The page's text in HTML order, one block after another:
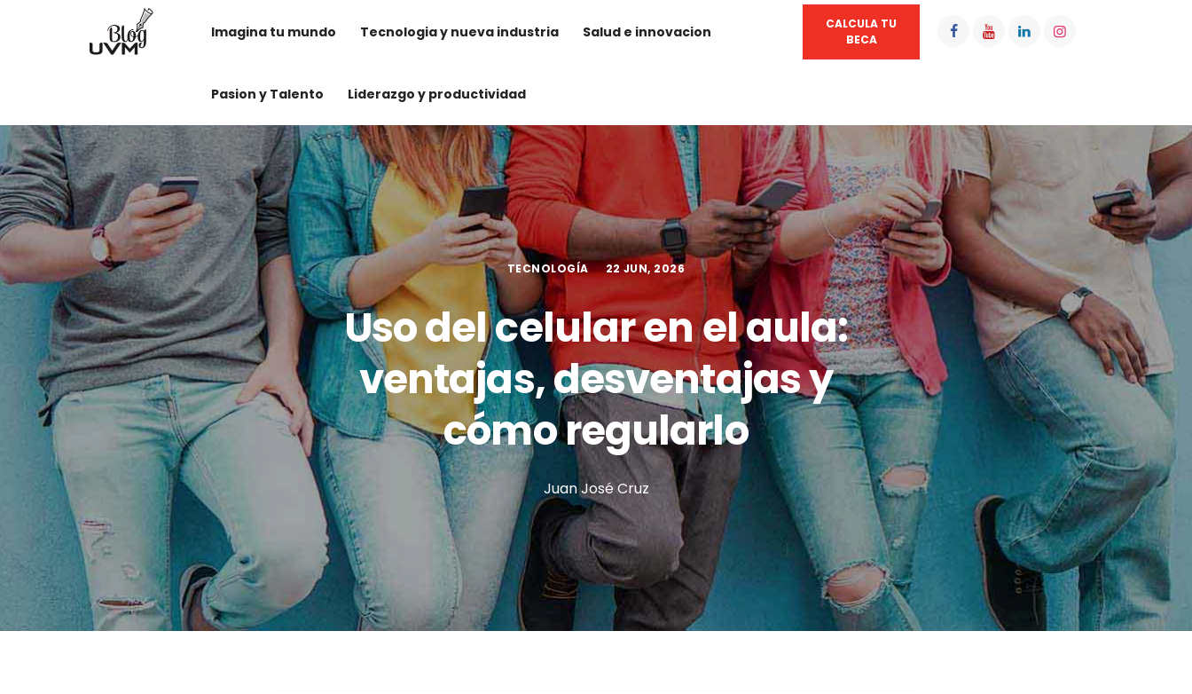
Imagina tu mundo Tecnologia y nueva industria Salud e innovacion
Pasion y Talento Liderazgo y productividad
CALCULA TU
BECA
TECNOLOGÍA 22 JUN, 2026
Uso del celular en el aula:
ventajas, desventajas y
cómo regularlo
Juan José Cruz